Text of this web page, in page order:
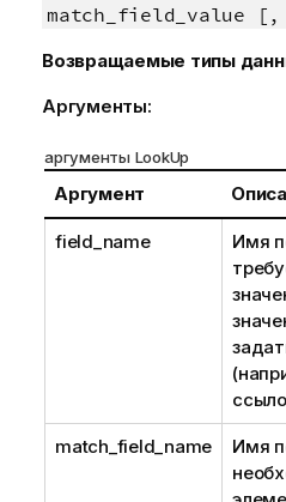
match_field_value [,
Возвращаемые типы
Аргументы:
аргументы LookUp
Аргумент
field_name
Имя
match_field_name
Имя